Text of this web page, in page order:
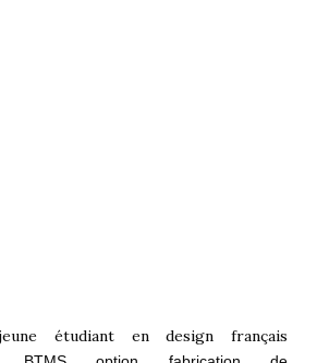
étudiant en design français